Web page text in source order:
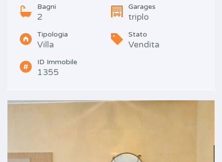
Bagni
2
Garages
triplo
Tipologia
Villa
Stato
Vendita
ID Immobile
1355